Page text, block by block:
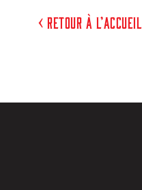
< Retour à l’accueil